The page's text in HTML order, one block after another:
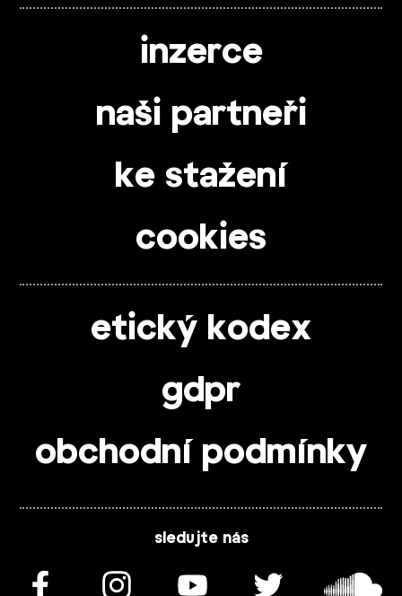
inzerce
naši partneři
ke stažení
cookies
etický kodex
gdpr
obchodní podmínky
sledujte nás